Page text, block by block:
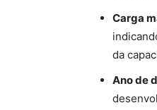
Carga
da
Ano de